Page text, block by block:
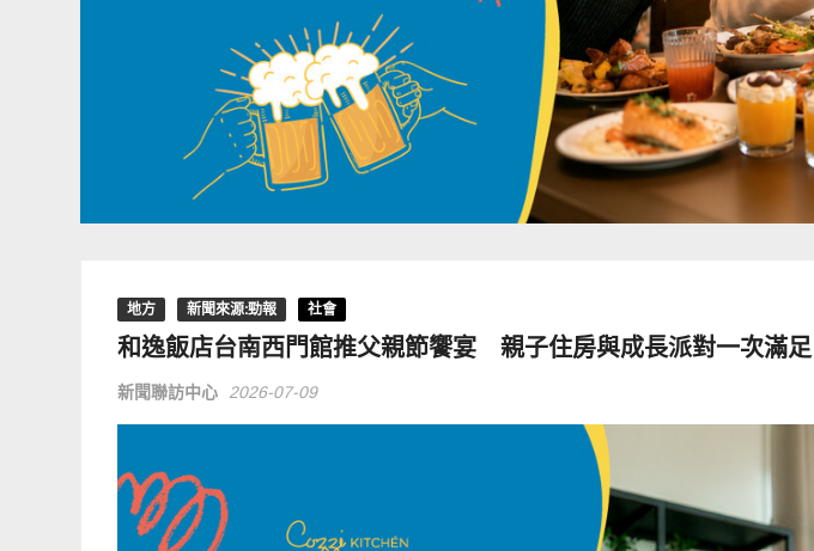
地方 新聞來源:勁報 社會
和逸飯店台南西門館推父親節饗宴 親子住房與成長派對一次滿足
新聞聯訪中心 2026-07-09